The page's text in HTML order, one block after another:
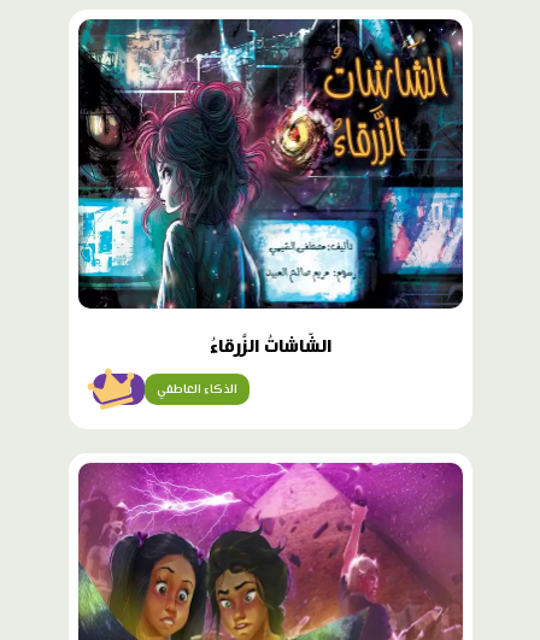
محتوى
مميّز
الشّاشاتُ الزَّرقاءُ
متقن الذكاء العاطفي
محتوى
مميّز